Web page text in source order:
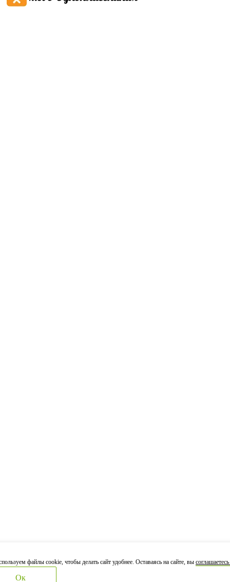
файлы cookie, чтобы делать сайт удобнее. Оставаясь на сайте, вы
Ок